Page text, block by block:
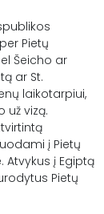
per Pietų
Šeicho ar
ar St.
laikotarpiui,
už vizą.
į Pietų
Atvykus į Egiptą
Pietų